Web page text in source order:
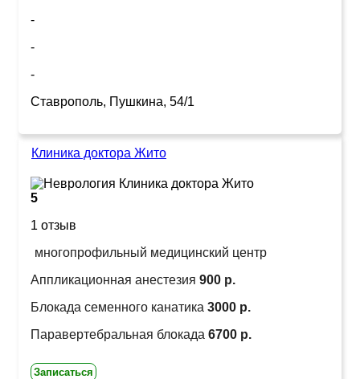
-
-
-
Ставрополь, Пушкина, 54/1
Клиника доктора Жито
5
1 отзыв
многопрофильный медицинский центр
Аппликационная анестезия 900 р.
Блокада семенного канатика 3000 р.
Паравертебральная блокада 6700 р.
Записаться